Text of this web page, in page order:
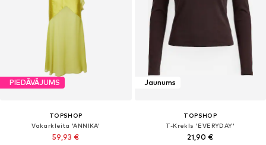
PIEDĀVĀJUMS
TOPSHOP
Vakarkleita 'ANNIKA'
59,93 €
Jaunums
TOPSHOP
T-Krekls 'EVERYDAY'
21,90 €